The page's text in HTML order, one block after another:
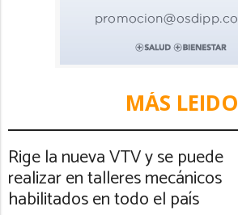
MÁS LEIDO
Rige la nueva VTV y se puede
realizar en talleres mecánicos
habilitados en todo el país